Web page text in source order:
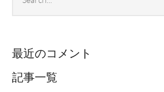
archives
最近のコメント
記事一覧